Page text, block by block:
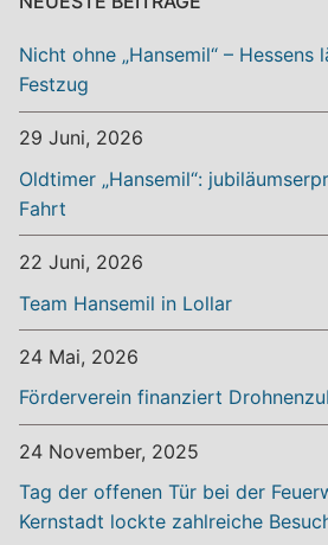
Nicht ohne „Hansemil“ –
Festzug
29 Juni, 2026
Oldtimer „Hansemil“:
Fahrt
22 Juni, 2026
Team Hansemil in Lollar
24 Mai, 2026
Förderverein finanziert
24 November, 2025
Tag der offenen Tür bei der
Kernstadt lockte zahlreiche